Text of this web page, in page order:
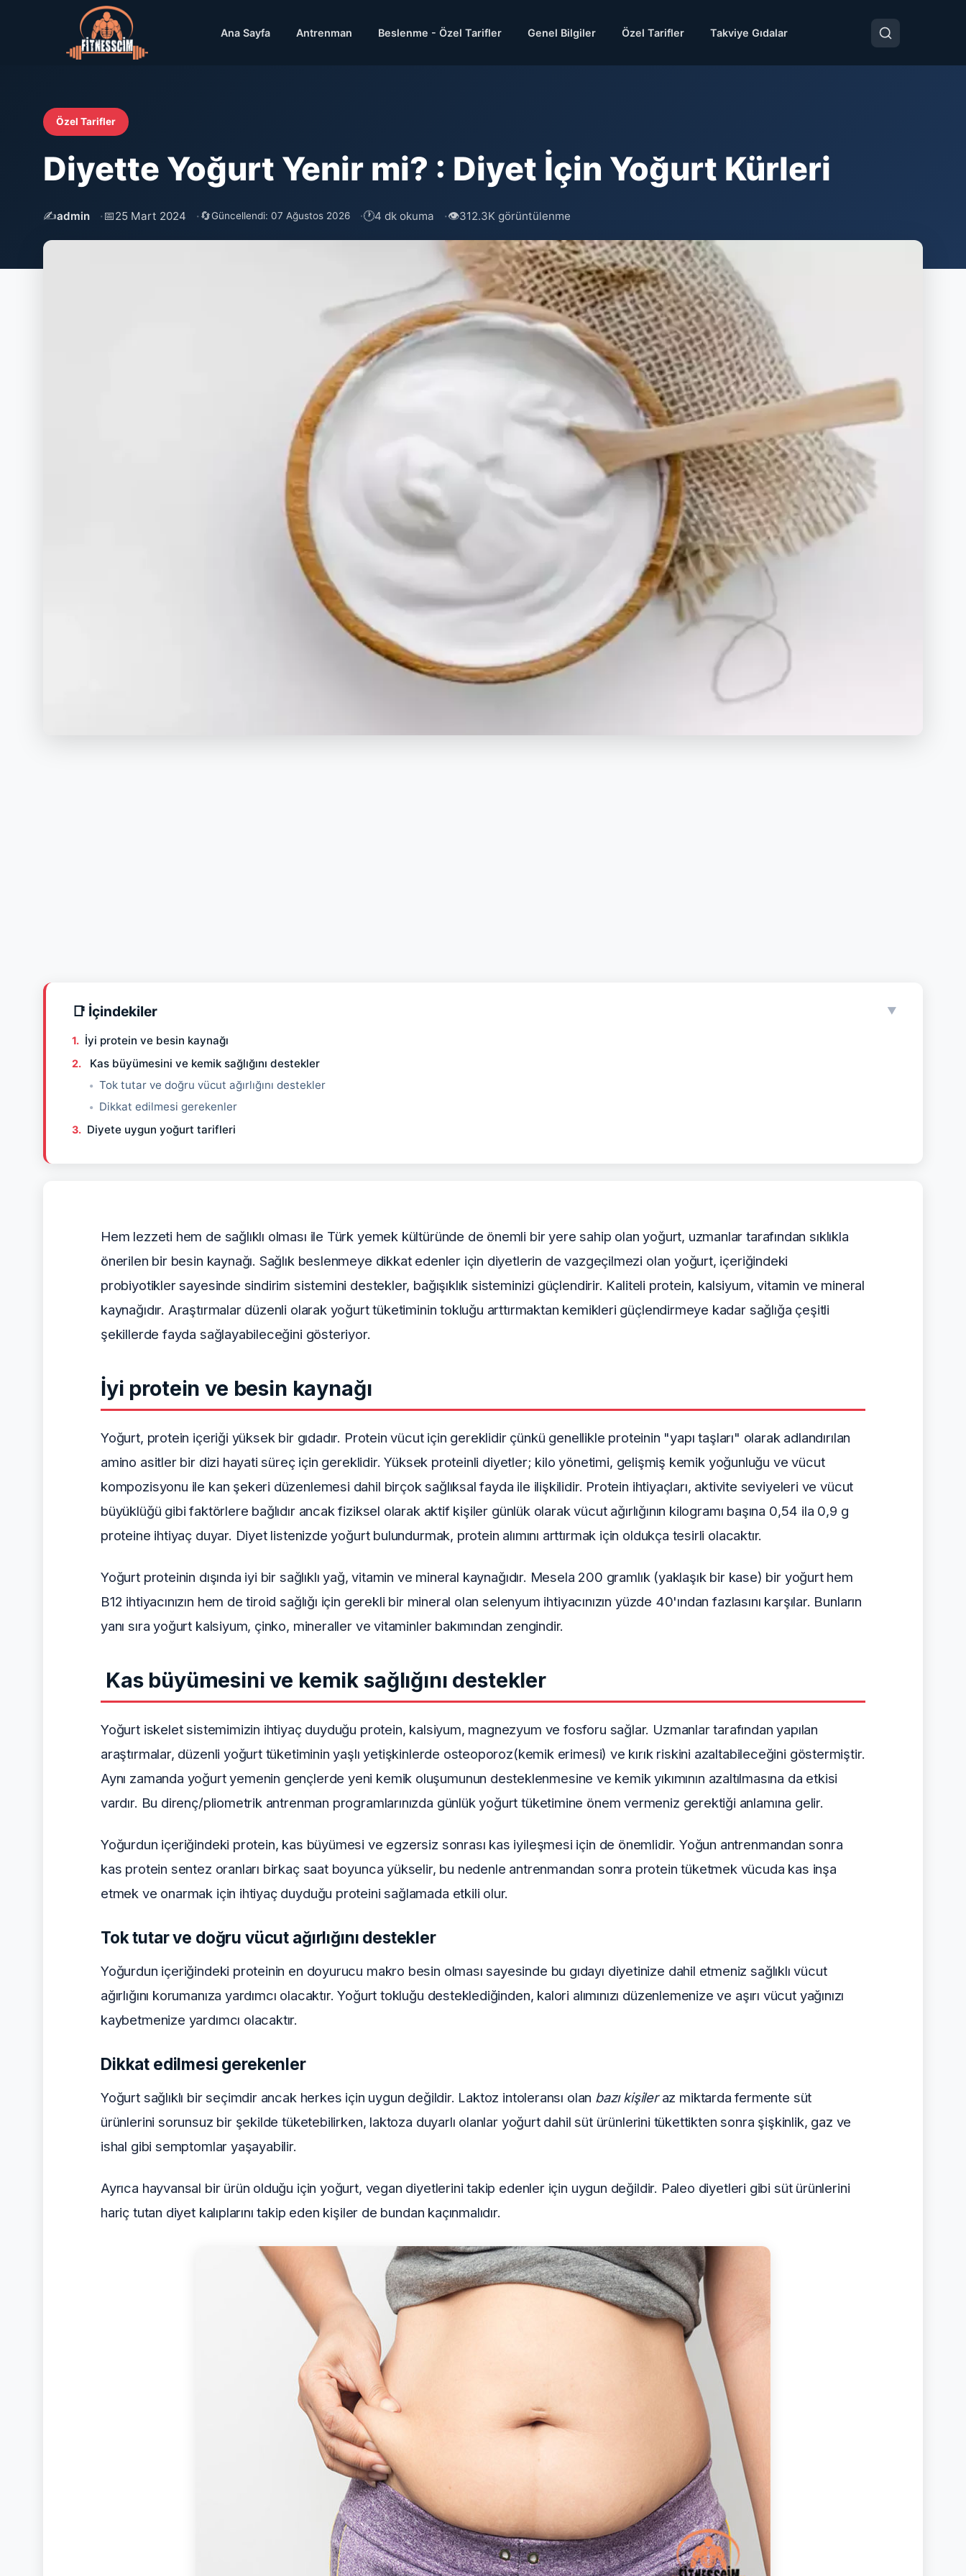
Ana Sayfa Antrenman Beslenme - Özel Tarifler Genel Bilgiler Özel Tarifler Takviye Gıdalar
Özel Tarifler
Diyette Yoğurt Yenir mi? : Diyet İçin Yoğurt Kürleri
✍️admin 📅25 Mart 2024 🔄Güncellendi: 07 Ağustos 2026 🕐4 dk okuma 👁312.3K görüntülenme
📑 İçindekiler ▼
İyi protein ve besin kaynağı
Kas büyümesini ve kemik sağlığını destekler
Tok tutar ve doğru vücut ağırlığını destekler
Dikkat edilmesi gerekenler
Diyete uygun yoğurt tarifleri
Hem lezzeti hem de sağlıklı olması ile Türk yemek kültüründe de önemli bir yere sahip olan yoğurt, uzmanlar tarafından sıklıkla
önerilen bir besin kaynağı. Sağlık beslenmeye dikkat edenler için diyetlerin de vazgeçilmezi olan yoğurt, içeriğindeki
probiyotikler sayesinde sindirim sistemini destekler, bağışıklık sisteminizi güçlendirir. Kaliteli protein, kalsiyum, vitamin ve mineral
kaynağıdır. Araştırmalar düzenli olarak yoğurt tüketiminin tokluğu arttırmaktan kemikleri güçlendirmeye kadar sağlığa çeşitli
şekillerde fayda sağlayabileceğini gösteriyor.
İyi protein ve besin kaynağı
Yoğurt, protein içeriği yüksek bir gıdadır. Protein vücut için gereklidir çünkü genellikle proteinin "yapı taşları" olarak adlandırılan
amino asitler bir dizi hayati süreç için gereklidir. Yüksek proteinli diyetler; kilo yönetimi, gelişmiş kemik yoğunluğu ve vücut
kompozisyonu ile kan şekeri düzenlemesi dahil birçok sağlıksal fayda ile ilişkilidir. Protein ihtiyaçları, aktivite seviyeleri ve vücut
büyüklüğü gibi faktörlere bağlıdır ancak fiziksel olarak aktif kişiler günlük olarak vücut ağırlığının kilogramı başına 0,54 ila 0,9 g
proteine ​​ihtiyaç duyar. Diyet listenizde yoğurt bulundurmak, protein alımını arttırmak için oldukça tesirli olacaktır.
Yoğurt proteinin dışında iyi bir sağlıklı yağ, vitamin ve mineral kaynağıdır. Mesela 200 gramlık (yaklaşık bir kase) bir yoğurt hem
B12 ihtiyacınızın hem de tiroid sağlığı için gerekli bir mineral olan selenyum ihtiyacınızın yüzde 40'ından fazlasını karşılar. Bunların
yanı sıra yoğurt kalsiyum, çinko, mineraller ve vitaminler bakımından zengindir.
Kas büyümesini ve kemik sağlığını destekler
Yoğurt iskelet sistemimizin ihtiyaç duyduğu protein, kalsiyum, magnezyum ve fosforu sağlar. Uzmanlar tarafından yapılan
araştırmalar, düzenli yoğurt tüketiminin yaşlı yetişkinlerde osteoporoz(kemik erimesi) ve kırık riskini azaltabileceğini göstermiştir.
Aynı zamanda yoğurt yemenin gençlerde yeni kemik oluşumunun desteklenmesine ve kemik yıkımının azaltılmasına da etkisi
vardır. Bu direnç/pliometrik antrenman programlarınızda günlük yoğurt tüketimine önem vermeniz gerektiği anlamına gelir.
Yoğurdun içeriğindeki protein, kas büyümesi ve egzersiz sonrası kas iyileşmesi için de önemlidir. Yoğun antrenmandan sonra
kas protein sentez oranları birkaç saat boyunca yükselir, bu nedenle antrenmandan sonra protein tüketmek vücuda kas inşa
etmek ve onarmak için ihtiyaç duyduğu proteini sağlamada etkili olur.
Tok tutar ve doğru vücut ağırlığını destekler
Yoğurdun içeriğindeki proteinin en doyurucu makro besin olması sayesinde bu gıdayı diyetinize dahil etmeniz sağlıklı vücut
ağırlığını korumanıza yardımcı olacaktır. Yoğurt tokluğu desteklediğinden, kalori alımınızı düzenlemenize ve aşırı vücut yağınızı
kaybetmenize yardımcı olacaktır.
Dikkat edilmesi gerekenler
Yoğurt sağlıklı bir seçimdir ancak herkes için uygun değildir. Laktoz intoleransı olan bazı kişileraz miktarda fermente süt
ürünlerini sorunsuz bir şekilde tüketebilirken, laktoza duyarlı olanlar yoğurt dahil süt ürünlerini tükettikten sonra şişkinlik, gaz ve
ishal gibi semptomlar yaşayabilir.
Ayrıca hayvansal bir ürün olduğu için yoğurt, vegan diyetlerini takip edenler için uygun değildir. Paleo diyetleri gibi süt ürünlerini
hariç tutan diyet kalıplarını takip eden kişiler de bundan kaçınmalıdır.